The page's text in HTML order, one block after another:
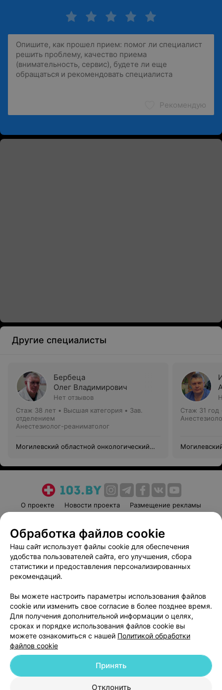
Рекомендую
Другие специалисты
Бербеца
Олег Владимирович
Нет отзывов
Стаж 38 лет • Высшая категория • Зав.
отделением
Анестезиолог-реаниматолог
Могилевский областной онкологический
Стаж 31 год
О проекте Новости проекта
Размещение рекламы
Пользовательское соглашение
Способы оплаты
Вакансии
Партнеры
Написать руководителю 103.by
Обработка персональных данных
© 2026 ООО «Артокс Лаб», УНП 191700409
| 220012, Республика Беларусь,
Обработка файлов cookie
Наш сайт использует файлы cookie для обеспечения
удобства пользователей сайта, его улучшения, сбора
статистики и предоставления персонализированных
рекомендаций.
Вы можете настроить параметры использования файлов
cookie или изменить свое согласие в более позднее время.
Для получения дополнительной информации о целях,
сроках и порядке использования файлов cookie вы
можете ознакомиться с нашей Политикой обработки
файлов cookie
Отклонить
Принять